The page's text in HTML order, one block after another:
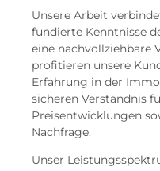
Unsere Arbeit
fundierte Kenntnisse
eine nachvollziehbare
profitieren unsere
Erfahrung in der
sicheren Verständnis
Preisentwicklungen
Nachfrage.
Unser